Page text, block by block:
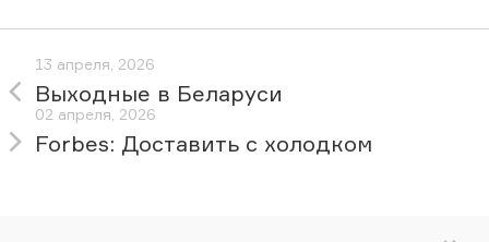
13 апреля, 2026
Выходные в Беларуси
02 апреля, 2026
Forbes: Доставить с холодком